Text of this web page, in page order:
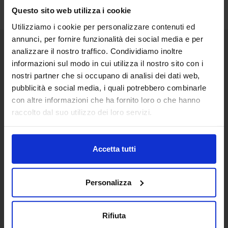
Questo sito web utilizza i cookie
Utilizziamo i cookie per personalizzare contenuti ed
annunci, per fornire funzionalità dei social media e per
analizzare il nostro traffico. Condividiamo inoltre
informazioni sul modo in cui utilizza il nostro sito con i
nostri partner che si occupano di analisi dei dati web,
pubblicità e social media, i quali potrebbero combinarle
con altre informazioni che ha fornito loro o che hanno
raccolto dal suo utilizzo dei loro servizi.
Accetta tutti
Personalizza
Rifiuta
Senaf srl
Via Eritrea 21/A
20157 | Milano | Italia
+ 39 02.332039460
In collaborazione con